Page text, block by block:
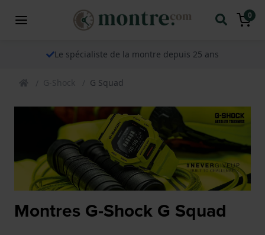
0
Le spécialiste de la montre depuis 25 ans
G-Shock G Squad
Montres G-Shock G Squad